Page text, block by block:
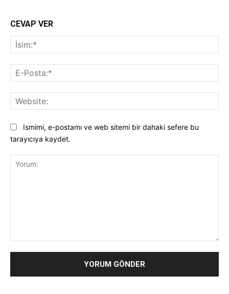
CEVAP VER
Ismimi, e-postamı ve web sitemi bir dahaki sefere bu
tarayıcıya kaydet.